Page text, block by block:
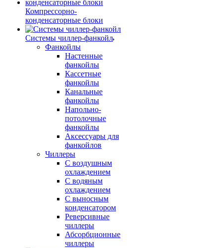
Компрессорно-
конденсаторные блоки
Системы чиллер-фанкойл
Фанкойлы
Настенные
фанкойлы
Кассетные
фанкойлы
Канальные
фанкойлы
Напольно-
потолочные
фанкойлы
Аксессуары для
фанкойлов
Чиллеры
С воздушным
охлаждением
С водяным
охлаждением
С выносным
конденсатором
Реверсивные
чиллеры
Абсорбционные
чиллеры